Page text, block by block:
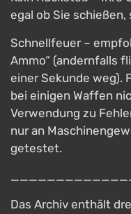
egal ob Sie
Schnellfeuer –
Ammo“ (andernfalls
einer Sekunde weg).
bei einigen Waffen
Verwendung zu
nur an
getestet.
Das Archiv enthält